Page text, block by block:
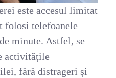
este accesul limitat
folosi telefoanele
minute. Astfel, se
activitățile
fără distrageri și